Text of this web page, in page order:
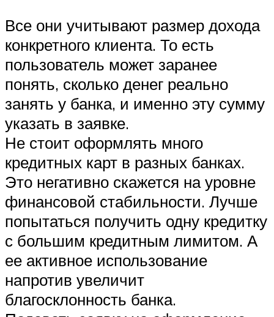
Все они учитывают размер дохода
конкретного клиента. То есть
пользователь может заранее
понять, сколько денег реально
занять у банка, и именно эту сумму
указать в заявке.
Не стоит оформлять много
кредитных карт в разных банках.
Это негативно скажется на уровне
финансовой стабильности. Лучше
попытаться получить одну кредитку
с большим кредитным лимитом. А
ее активное использование
напротив увеличит
благосклонность банка.